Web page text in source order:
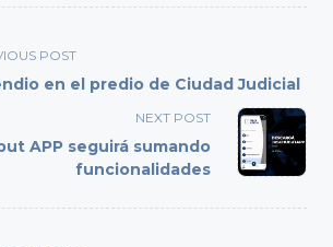
POST
en el predio de Ciudad Judicial
NEXT POST
APP seguirá sumando
funcionalidades